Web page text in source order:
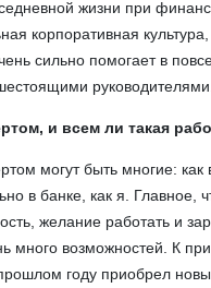
жизни при
корпоративная
сильно помогает в
руководителями.
и всем ли такая
могут быть многие: как
в банке, как я. Главное,
желание работать и
много возможностей. К
году приобрел